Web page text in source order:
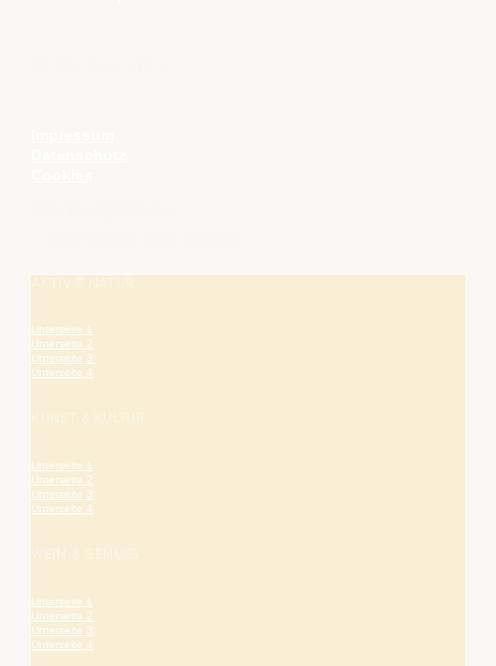
AKTIV & NATUR
Unterseite 1
Unterseite 2
Unterseite 3
Unterseite 4
Unterseite 1
Unterseite 2
Unterseite 3
Unterseite 4
Unterseite 1
Unterseite 2
Unterseite 3
Unterseite 4